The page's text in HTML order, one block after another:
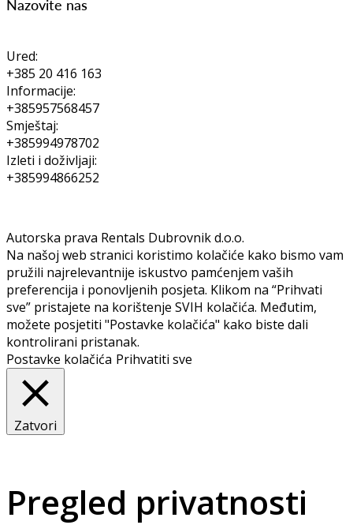
Nazovite nas
Ured:
+385 20 416 163
Informacije:
+385957568457
Smještaj:
+385994978702
Izleti i doživljaji:
+385994866252
Autorska prava Rentals Dubrovnik d.o.o.
Na našoj web stranici koristimo kolačiće kako bismo vam
pružili najrelevantnije iskustvo pamćenjem vaših
preferencija i ponovljenih posjeta. Klikom na “Prihvati
sve” pristajete na korištenje SVIH kolačića. Međutim,
možete posjetiti "Postavke kolačića" kako biste dali
kontrolirani pristanak.
Postavke kolačića Prihvatiti sve
Zatvori
Pregled privatnosti